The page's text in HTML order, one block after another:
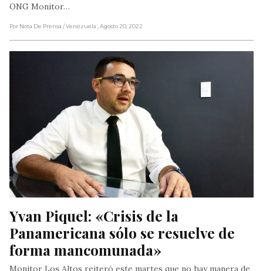
ONG Monitor…
Por Nota De Prensa / Venezuela , Agosto 20, 2022
Yvan Piquel: «Crisis de la
Panamericana sólo se resuelve de
forma mancomunada»
Monitor Los Altos reiteró este martes que no hay manera de